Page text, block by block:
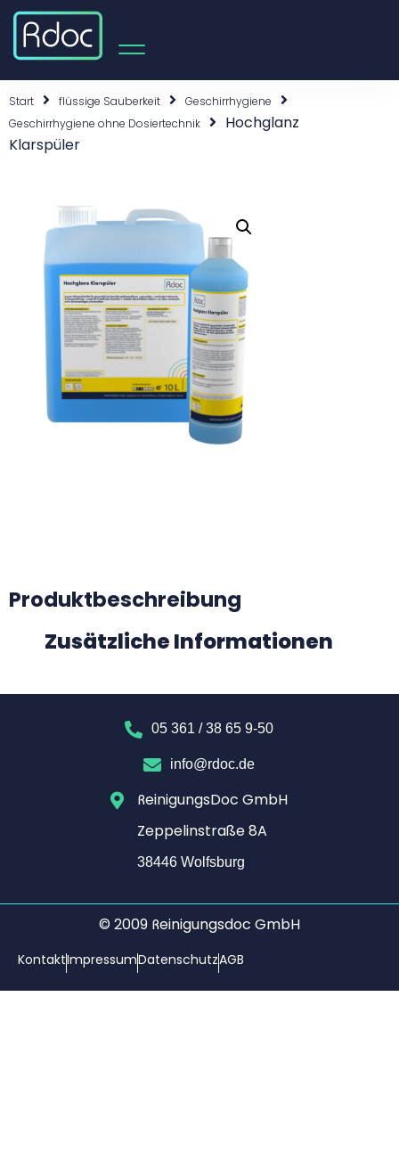
Start flüssige Sauberkeit
Geschirrhygiene
Geschirrhygiene ohne Dosiertechnik
Hochglanz
Klarspüler
Produktbeschreibung
Zusätzliche Informationen
05 361 / 38 65 9-50
info@rdoc.de
ReinigungsDoc GmbH
Zeppelinstraße 8A
38446 Wolfsburg​
© 2009 Reinigungsdoc GmbH
KontaktImpressumDatenschutzAGB